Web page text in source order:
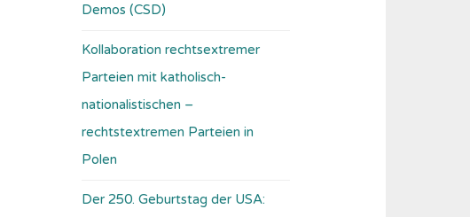
Demos (CSD)
Kollaboration rechtsextremer
Parteien mit katholisch-
nationalistischen –
rechtstextremen Parteien in
Polen
Der 250. Geburtstag der USA: